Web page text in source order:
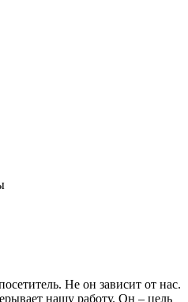
Не он зависит от нас.
нашу работу. Он – цель